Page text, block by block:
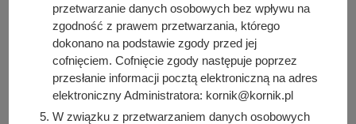
Urząd Miasta i Gminy w Kórniku
Pl. Niepodległości 1
62-035 Kórnik
Nr konta bankowego:
26 9076 0008 2001 0000 0215 0002
przetwarzanie danych osobowych bez wpływu na
zgodność z prawem przetwarzania, którego
dokonano na podstawie zgody przed jej
cofnięciem. Cofnięcie zgody następuje poprzez
przesłanie informacji pocztą elektroniczną na adres
elektroniczny Administratora: kornik@kornik.pl
W związku z przetwarzaniem danych osobowych